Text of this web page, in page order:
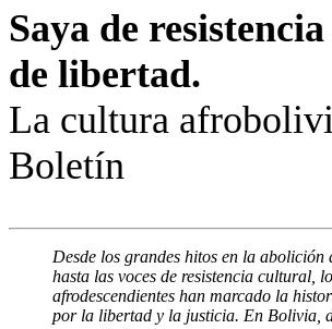
Saya de
de libertad.
La cultura
Boletín
Desde los grandes hitos en la abolición
hasta las voces de resistencia cultural,
afrodescendientes han marcado la
por la libertad y la justicia. En Bolivia,